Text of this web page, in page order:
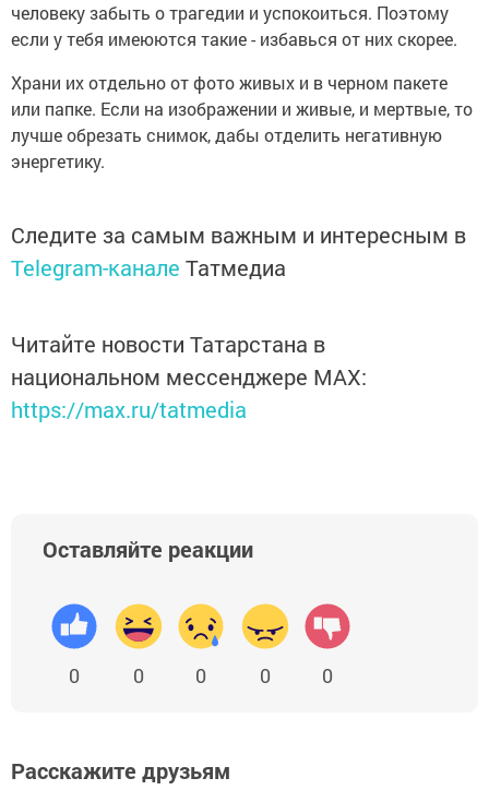
человеку забыть о трагедии и успокоиться. Поэтому
если у тебя имеюются такие - избавься от них скорее.
Храни их отдельно от фото живых и в черном пакете
или папке. Если на изображении и живые, и мертвые, то
лучше обрезать снимок, дабы отделить негативную
энергетику.
Следите за самым важным и интересным в
Telegram-канале Татмедиа
Читайте новости Татарстана в
национальном мессенджере MАХ:
https://max.ru/tatmedia
Оставляйте реакции
0 0 0 0 0
Расскажите друзьям